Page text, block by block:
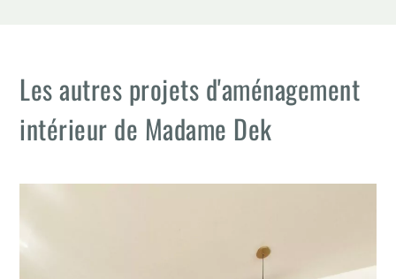
Les autres projets d'aménagement
intérieur de Madame Dek